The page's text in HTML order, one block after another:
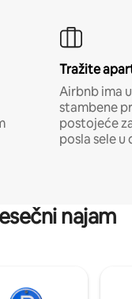
Tražite
Airbnb ima
stambene
postojeće
posla sele u
najam